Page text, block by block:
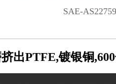
SAE-
出PTFE,镀银铜